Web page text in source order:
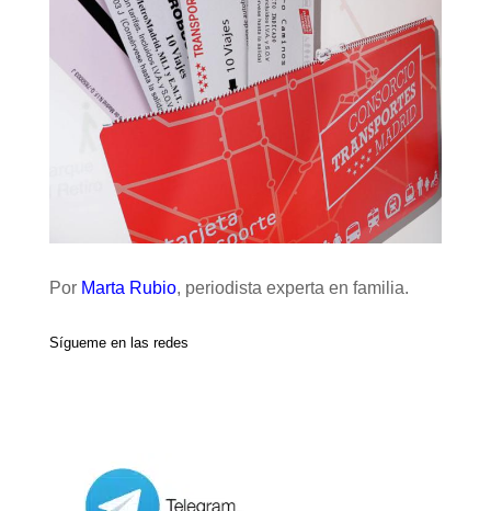
Por Marta Rubio, periodista experta en familia.
Sígueme en las redes